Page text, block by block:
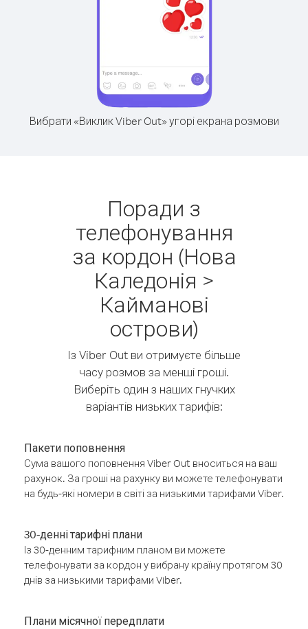
Вибрати «Виклик Viber Out» угорі екрана розмови
Поради з
телефонування
за кордон (Нова
Каледонія >
Кайманові
острови)
Із Viber Out ви отримуєте більше
часу розмов за менші гроші.
Виберіть один з наших гнучких
варіантів низьких тарифів:
Пакети поповнення
Сума вашого поповнення Viber Out вноситься на ваш
рахунок. За гроші на рахунку ви можете телефонувати
на будь-які номери в світі за низькими тарифами Viber.
30-денні тарифні плани
Із 30-денним тарифним планом ви можете
телефонувати за кордон у вибрану країну протягом 30
днів за низькими тарифами Viber.
Плани місячної передплати